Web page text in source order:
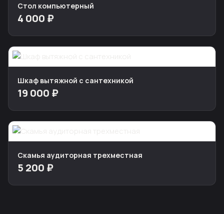
Стол компьютерный
4 000 ₽
Шкаф вытяжной с сантехникой
19 000 ₽
Скамья аудиторная трехместная
5 200 ₽